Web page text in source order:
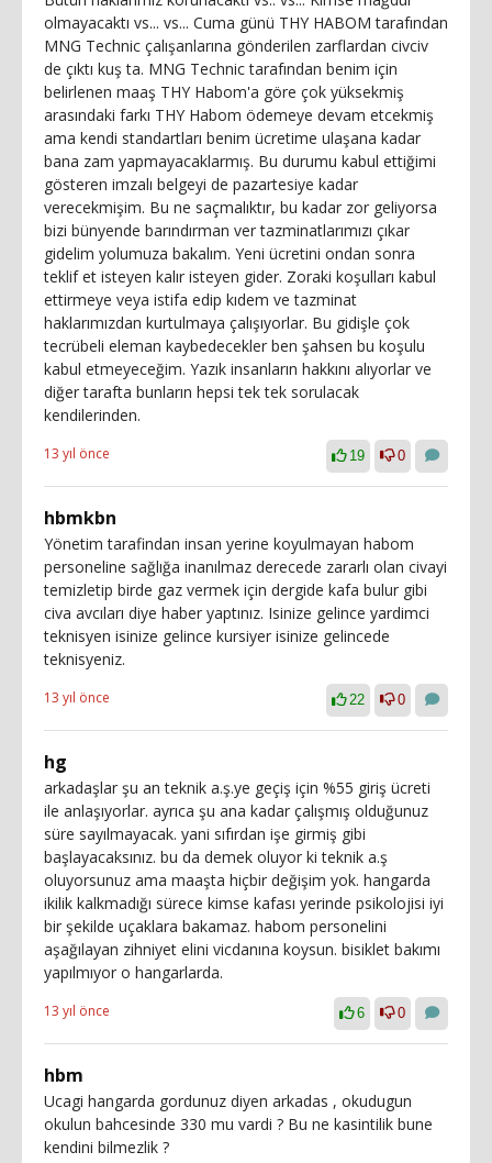
olmayacaktı vs... vs... Cuma günü THY HABOM tarafından
MNG Technic çalışanlarına gönderilen zarflardan civciv
de çıktı kuş ta. MNG Technic tarafından benim için
belirlenen maaş THY Habom'a göre çok yüksekmiş
arasındaki farkı THY Habom ödemeye devam etcekmiş
ama kendi standartları benim ücretime ulaşana kadar
bana zam yapmayacaklarmış. Bu durumu kabul ettiğimi
gösteren imzalı belgeyi de pazartesiye kadar
verecekmişim. Bu ne saçmalıktır, bu kadar zor geliyorsa
bizi bünyende barındırman ver tazminatlarımızı çıkar
gidelim yolumuza bakalım. Yeni ücretini ondan sonra
teklif et isteyen kalır isteyen gider. Zoraki koşulları kabul
ettirmeye veya istifa edip kıdem ve tazminat
haklarımızdan kurtulmaya çalışıyorlar. Bu gidişle çok
tecrübeli eleman kaybedecekler ben şahsen bu koşulu
kabul etmeyeceğim. Yazık insanların hakkını alıyorlar ve
diğer tarafta bunların hepsi tek tek sorulacak
kendilerinden.
13 yıl önce 19 0
hbmkbn
Yönetim tarafindan insan yerine koyulmayan habom
personeline sağlığa inanılmaz derecede zararlı olan civayi
temizletip birde gaz vermek için dergide kafa bulur gibi
civa avcıları diye haber yaptınız. Isinize gelince yardimci
teknisyen isinize gelince kursiyer isinize gelincede
teknisyeniz.
13 yıl önce 22 0
hg
arkadaşlar şu an teknik a.ş.ye geçiş için %55 giriş ücreti
ile anlaşıyorlar. ayrıca şu ana kadar çalışmış olduğunuz
süre sayılmayacak. yani sıfırdan işe girmiş gibi
başlayacaksınız. bu da demek oluyor ki teknik a.ş
oluyorsunuz ama maaşta hiçbir değişim yok. hangarda
ikilik kalkmadığı sürece kimse kafası yerinde psikolojisi iyi
bir şekilde uçaklara bakamaz. habom personelini
aşağılayan zihniyet elini vicdanına koysun. bisiklet bakımı
yapılmıyor o hangarlarda.
13 yıl önce 6 0
hbm
Ucagi hangarda gordunuz diyen arkadas , okudugun
okulun bahcesinde 330 mu vardi ? Bu ne kasintilik bune
kendini bilmezlik ?